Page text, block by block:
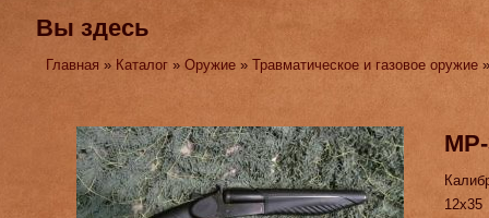
Вы здесь
Главная » Каталог »Оружие »Травматическое и газовое оружие
12х35